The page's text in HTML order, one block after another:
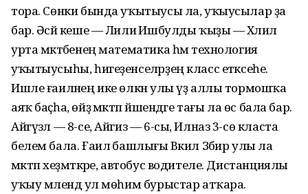
тора. Сөнки бында уҡытыусы ла, уҡыусылар ҙа
бар. Әсәй кеше — Лилиә Ишбулды ҡыҙы — Хәлил
урта мәктәбенең математика һәм технология
уҡытыусыһы, һигеҙенселәрҙең класс етәксеһе.
Ишле ғаиләнең ике өлкән улы үҙ аллы тормошҡа
аяҡ баҫһа, өйҙә мәктәп йәшендәге тағы ла өс бала бар.
Айгүзәл — 8-се, Айгиз — 6-сы, Илназ 3-сө класта
белем бала. Ғаилә башлығы Вәкил Зәбир улы ла
мәктәп хеҙмәткәре, автобус водителе. Дистанциялы
уҡыу мәлендә ул мөһим бурыстар атҡара.